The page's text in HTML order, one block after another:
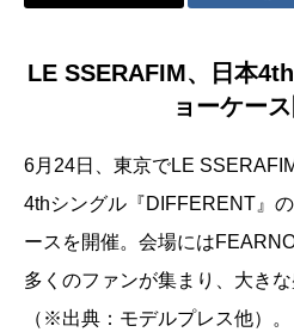
LE SSERAFIM、日本
ョーケース
6月24日、東京でLE
4thシングル『DIFFERENT』
ースを開催。会場には
多くのファンが集まり、大き
（※出典：モデルプレス他）。